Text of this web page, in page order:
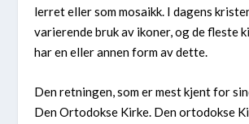
lerret eller som mosaikk. I dagens
varierende bruk av ikoner, og de fleste
har en eller annen form av dette.
Den retningen, som er mest kjent for
Den Ortodokse Kirke. Den ortodokse